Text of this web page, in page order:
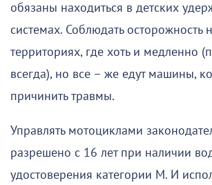
обязаны находиться в детских
системах. Соблюдать осторожность
территориях, где хоть и медленно
всегда), но все – же едут машины,
причинить травмы.
Управлять мотоциклами
разрешено с 16 лет при наличии
удостоверения категории M. И